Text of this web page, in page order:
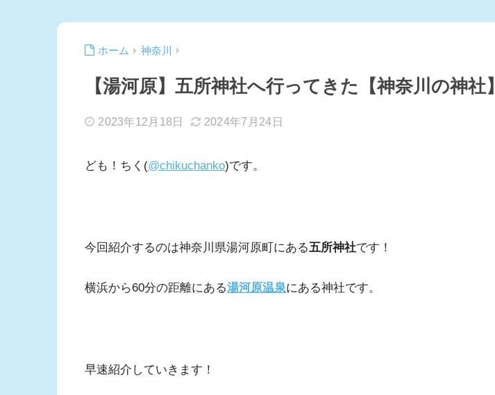
ホーム 神奈川
【湯河原】五所神社へ行ってきた【神奈川の神社】
2023年12月18日 2024年7月24日
ども！ちく(@chikuchanko)です。
今回紹介するのは神奈川県湯河原町にある五所神社です！
横浜から60分の距離にある湯河原温泉にある神社です。
早速紹介していきます！